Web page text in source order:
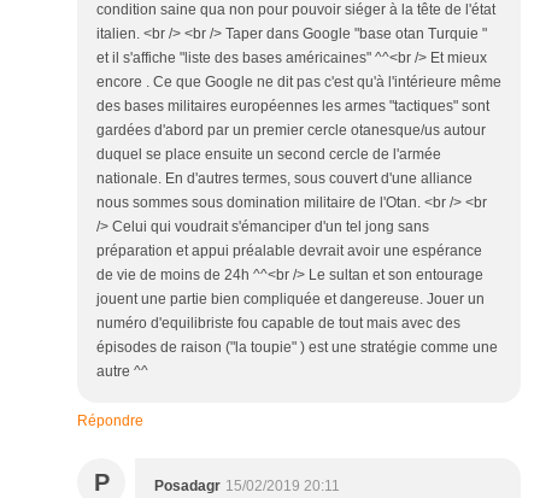
condition saine qua non pour pouvoir siéger à la tête de l'état
italien. <br /> <br /> Taper dans Google "base otan Turquie "
et il s'affiche "liste des bases américaines" ^^<br /> Et mieux
encore . Ce que Google ne dit pas c'est qu'à l'intérieure même
des bases militaires européennes les armes "tactiques" sont
gardées d'abord par un premier cercle otanesque/us autour
duquel se place ensuite un second cercle de l'armée
nationale. En d'autres termes, sous couvert d'une alliance
nous sommes sous domination militaire de l'Otan. <br /> <br
/> Celui qui voudrait s'émanciper d'un tel jong sans
préparation et appui préalable devrait avoir une espérance
de vie de moins de 24h ^^<br /> Le sultan et son entourage
jouent une partie bien compliquée et dangereuse. Jouer un
numéro d'equilibriste fou capable de tout mais avec des
épisodes de raison ("la toupie" ) est une stratégie comme une
autre ^^
Répondre
P Posadagr 15/02/2019 20:11